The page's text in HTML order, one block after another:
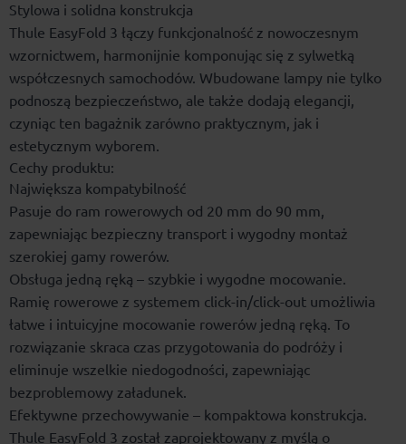
Stylowa i solidna konstrukcja
Thule EasyFold 3 łączy funkcjonalność z nowoczesnym
wzornictwem, harmonijnie komponując się z sylwetką
współczesnych samochodów. Wbudowane lampy nie tylko
podnoszą bezpieczeństwo, ale także dodają elegancji,
czyniąc ten bagażnik zarówno praktycznym, jak i
estetycznym wyborem.
Cechy produktu:
Największa kompatybilność
Pasuje do ram rowerowych od 20 mm do 90 mm,
zapewniając bezpieczny transport i wygodny montaż
szerokiej gamy rowerów.
Obsługa jedną ręką – szybkie i wygodne mocowanie.
Ramię rowerowe z systemem click-in/click-out umożliwia
łatwe i intuicyjne mocowanie rowerów jedną ręką. To
rozwiązanie skraca czas przygotowania do podróży i
eliminuje wszelkie niedogodności, zapewniając
bezproblemowy załadunek.
Efektywne przechowywanie – kompaktowa konstrukcja.
Thule EasyFold 3 został zaprojektowany z myślą o